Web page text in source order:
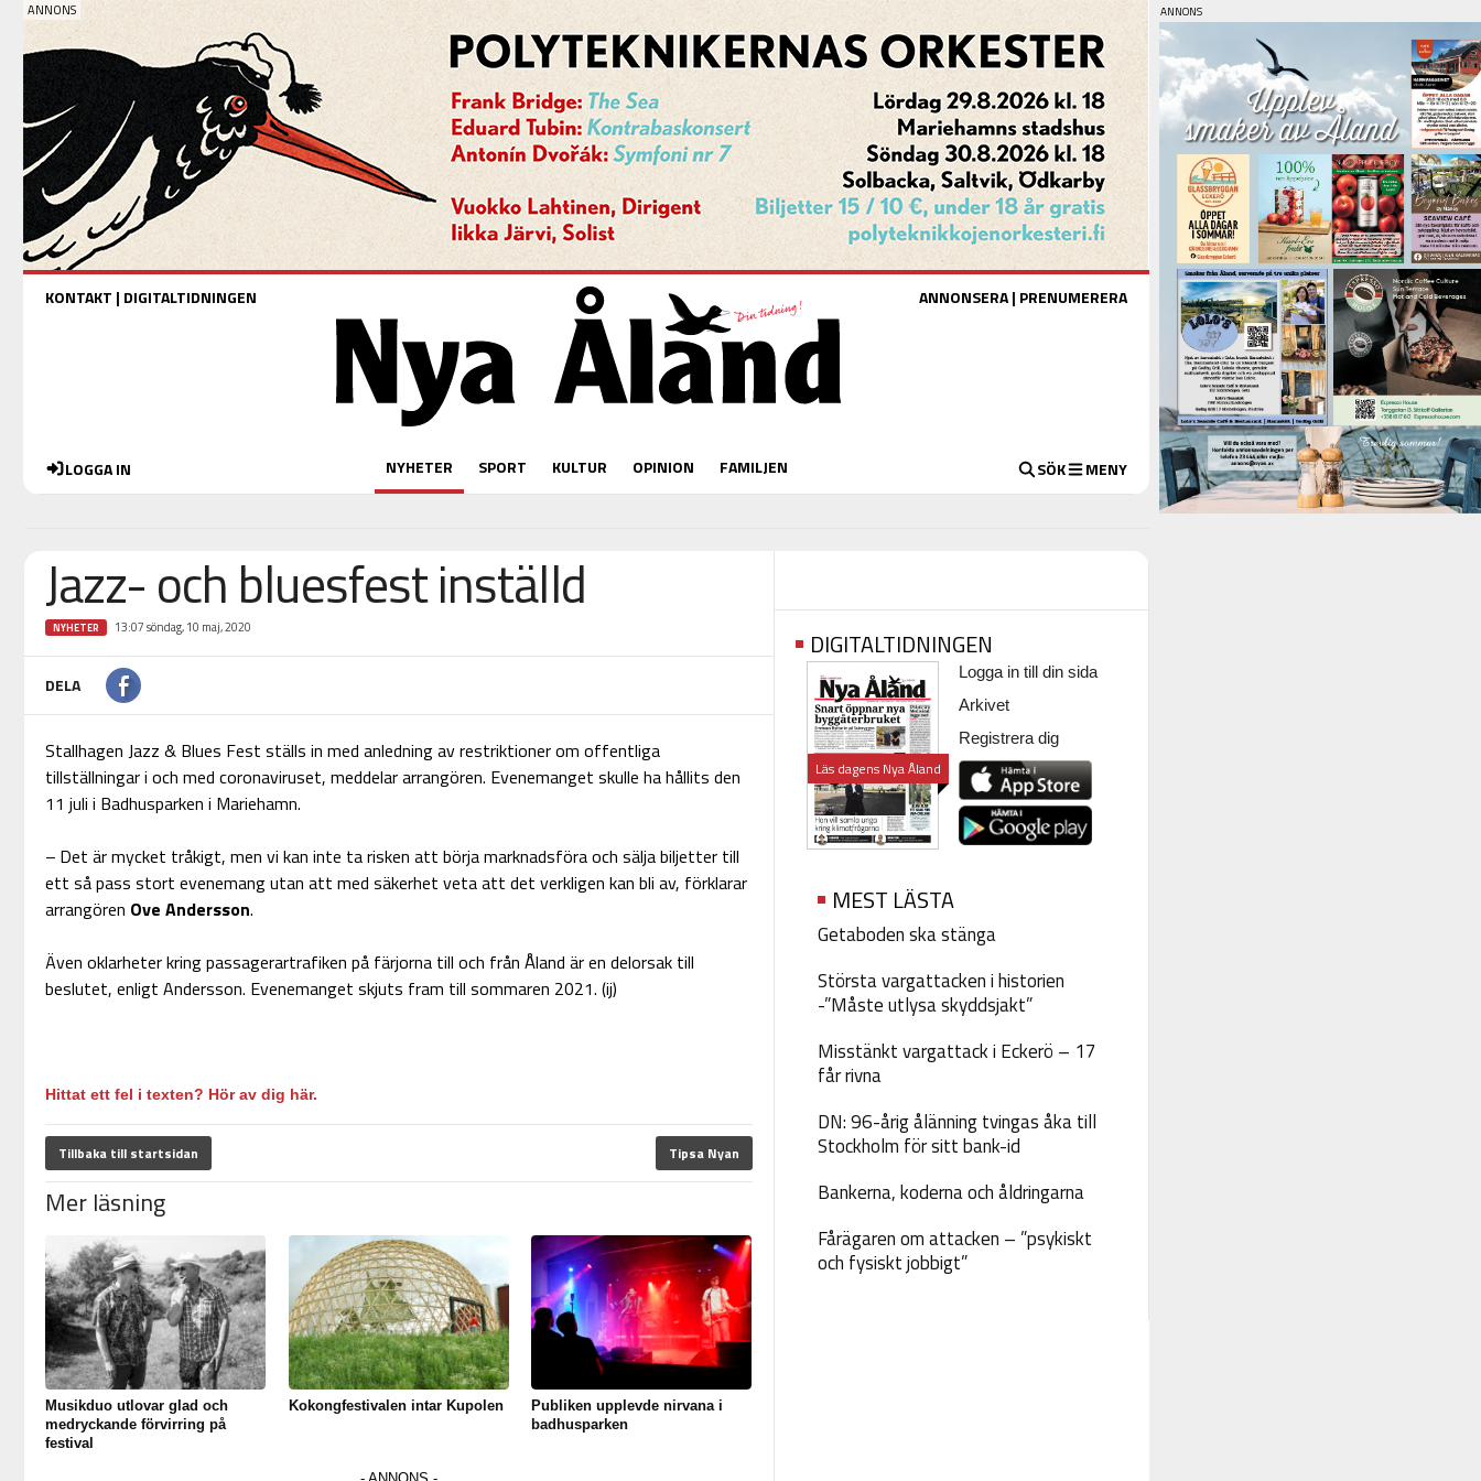
KONTAKT | DIGITALTIDNINGEN ANNONSERA| PRENUMERERA
LOGGA IN NYHETER SPORT KULTUR OPINION FAMILJEN SÖK MENY
Jazz- och bluesfest inställd
NYHETER 13:07 söndag, 10 maj, 2020
DELA
Stallhagen Jazz & Blues Fest ställs in med anledning av restriktioner om offentliga
tillställningar i och med coronaviruset, meddelar arrangören. Evenemanget skulle ha hållits den
11 juli i Badhusparken i Mariehamn.
– Det är mycket tråkigt, men vi kan inte ta risken att börja marknadsföra och sälja biljetter till
ett så pass stort evenemang utan att med säkerhet veta att det verkligen kan bli av, förklarar
arrangören Ove Andersson.
Även oklarheter kring passagerartrafiken på färjorna till och från Åland är en delorsak till
beslutet, enligt Andersson. Evenemanget skjuts fram till sommaren 2021. (ij)
Hittat ett fel i texten? Hör av dig här.
Tillbaka till startsidan Tipsa Nyan
Mer läsning
Musikduo utlovar glad och
medryckande förvirring på
festival
Kokongfestivalen intar Kupolen
Publiken upplevde nirvana i
badhusparken
DIGITALTIDNINGEN
Läs dagens Nya Åland
Logga in till din sida
Arkivet
Registrera dig
MEST LÄSTA
Getaboden ska stänga
Största vargattacken i historien
-”Måste utlysa skyddsjakt”
Misstänkt vargattack i Eckerö – 17
får rivna
DN: 96-årig ålänning tvingas åka till
Stockholm för sitt bank-id
Bankerna, koderna och åldringarna
Fårägaren om attacken – ”psykiskt
och fysiskt jobbigt”